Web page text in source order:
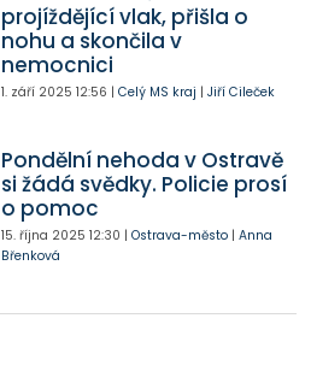
projíždějící vlak, přišla o
nohu a skončila v
nemocnici
1. září 2025 12:56 | Celý MS kraj | Jiří Cileček
Pondělní nehoda v Ostravě
si žádá svědky. Policie prosí
o pomoc
15. října 2025 12:30 | Ostrava-město| Anna
Břenková